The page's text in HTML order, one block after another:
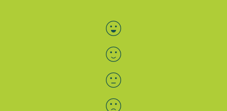
Bewertung auswählen